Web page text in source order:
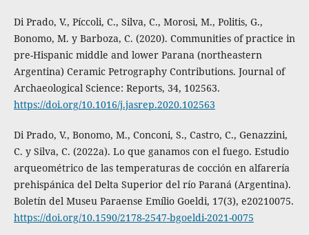
Di Prado, V., Píccoli, C., Silva, C., Morosi, M., Politis, G.,
Bonomo, M. y Barboza, C. (2020). Communities of practice in
pre-Hispanic middle and lower Parana (northeastern
Argentina) Ceramic Petrography Contributions. Journal of
Archaeological Science: Reports, 34, 102563.
https://doi.org/10.1016/j.jasrep.2020.102563
Di Prado, V., Bonomo, M., Conconi, S., Castro, C., Genazzini,
C. y Silva, C. (2022a). Lo que ganamos con el fuego. Estudio
arqueométrico de las temperaturas de cocción en alfarería
prehispánica del Delta Superior del río Paraná (Argentina).
Boletín del Museu Paraense Emílio Goeldi, 17(3), e20210075.
https://doi.org/10.1590/2178-2547-bgoeldi-2021-0075